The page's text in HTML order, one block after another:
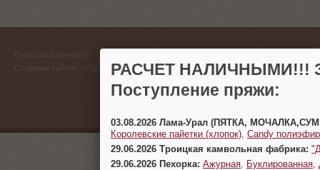
Пряжа на Есенина ©
Создание сайтов
(383)
г.
РАСЧЕТ НАЛИЧНЫМИ!!!
Поступление пряжи:
03.08.2026 Лама-Урал (ПЯТКА,
Королевские пайетки (хлопок) Candy
29.06.2026 Троицкая камвольная фабрика:
29.06.2026 Пехорка: Ажурная Буклированная